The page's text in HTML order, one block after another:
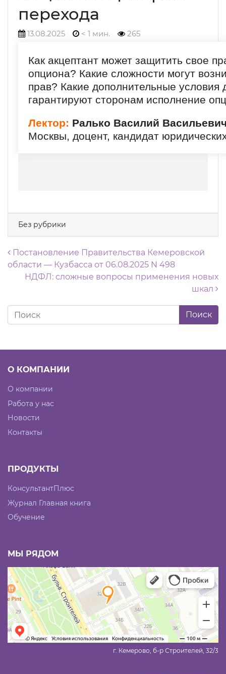
перехода
13.08.2025 < 1 мин. 265
Как акцептант может защитить свое
опциона? Какие сложности могут
прав? Какие дополнительные условия
гарантируют сторонам исполнение
Лектор: Ралько Василий
Москвы, доцент, кандидат
Без рубрики
Навигация по записям
Постановление Правительства Кемеровской
области — Кузбасса от 06.08.2025 N 498
НДФЛ: сложные вопросы применения новых
шкал
О КОМПАНИИ
О компании
Работа у нас
Новости
Контакты
ПРОДУКТЫ
КонсультантПлюс
Журнал Главная книга
Обучение
МЫ РЯДОМ
г. Кемерово, б-р Строителей, 32/3